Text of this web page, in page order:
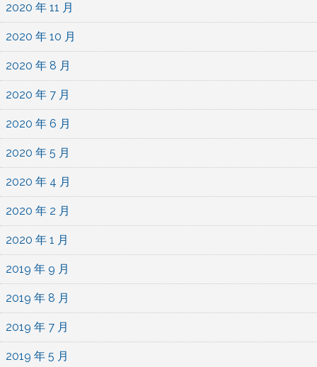
2020 年 11 月
2020 年 10 月
2020 年 8 月
2020 年 7 月
2020 年 6 月
2020 年 5 月
2020 年 4 月
2020 年 2 月
2020 年 1 月
2019 年 9 月
2019 年 8 月
2019 年 7 月
2019 年 5 月